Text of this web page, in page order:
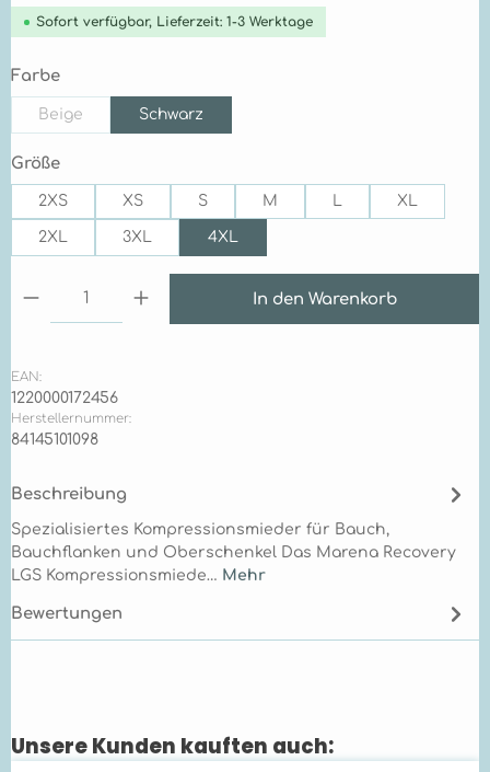
Sofort verfügbar, Lieferzeit: 1-3 Werktage
Farbeauswählen
Beige
(Diese Option ist zurzeit nicht verfügbar.)
Schwarz
Größeauswählen
2XS XS S M L XL
2XL 3XL 4XL
Produkt Anzahl: Gib den gewünschten Wert
In den Warenkorb
EAN:
1220000172456
Herstellernummer:
84145101098
Beschreibung
Spezialisiertes Kompressionsmieder für Bauch,
Bauchflanken und Oberschenkel Das Marena Recovery
LGS Kompressionsmiede… Mehr
Bewertungen
Produktgalerie überspringen
Unsere Kunden kauften auch: